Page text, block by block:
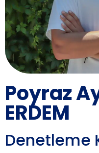
Poyraz
ERDEM
Denetleme